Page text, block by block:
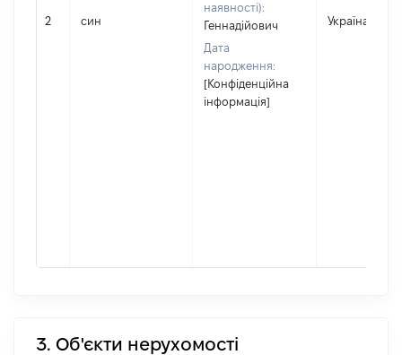
2 син
наявності):
Геннадійович
Дата
народження:
[Конфіденційна
інформація]
Україна
3. Об'єкти нерухомості